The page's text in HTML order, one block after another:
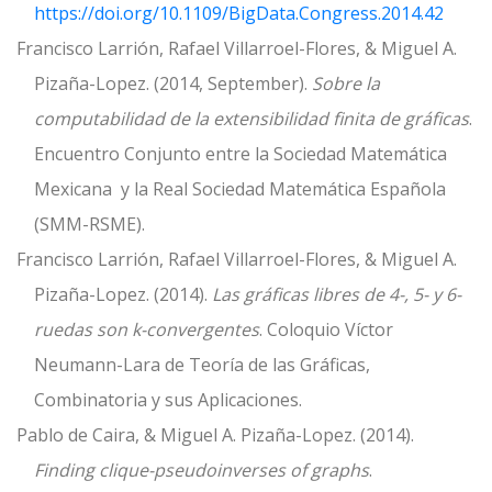
https://doi.org/10.1109/BigData.Congress.2014.42
Francisco Larrión, Rafael Villarroel-Flores, & Miguel A.
Pizaña-Lopez. (2014, September). Sobre la
computabilidad de la extensibilidad finita de gráficas.
Encuentro Conjunto entre la Sociedad Matemática
Mexicana y la Real Sociedad Matemática Española
(SMM-RSME).
Francisco Larrión, Rafael Villarroel-Flores, & Miguel A.
Pizaña-Lopez. (2014). Las gráficas libres de 4-, 5- y 6-
ruedas son k-convergentes. Coloquio Víctor
Neumann-Lara de Teoría de las Gráficas,
Combinatoria y sus Aplicaciones.
Pablo de Caira, & Miguel A. Pizaña-Lopez. (2014).
Finding clique-pseudoinverses of graphs.